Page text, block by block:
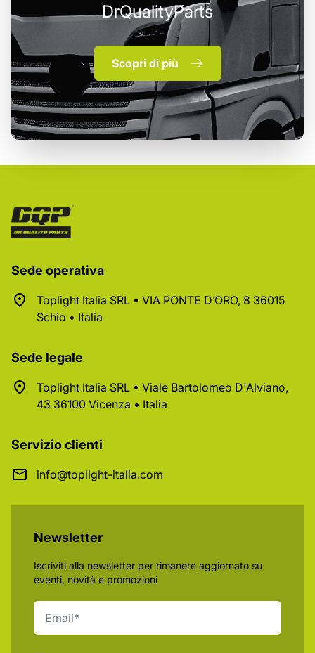
DrQualityParts
Scopri di più
Sede operativa
Toplight Italia SRL • VIA PONTE D’ORO, 8 36015
Schio • Italia
Sede legale
Toplight Italia SRL • Viale Bartolomeo D'Alviano,
43 36100 Vicenza • Italia
Servizio clienti
info@toplight-italia.com
Newsletter
Iscriviti alla newsletter per rimanere aggiornato su
eventi, novità e promozioni